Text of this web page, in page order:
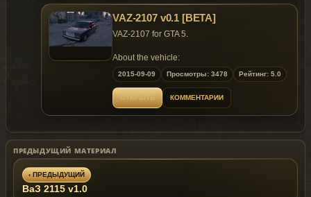
VAZ-2107 v0.1 [BETA]
VAZ-2107 for GTA 5.
About the vehicle:
The car was converted from a GTA: SA mod by
an unknown author and the model was edited
by me. The model has good damage,
breakable glass, and includes headlights.
Issues with the model: the speedometer
textures... If you find any other issues please
leave a comment.
2015-09-09 Просмотры: 3478 Рейтинг: 5.0
КОММЕНТАРИИ
ПРЕДЫДУЩИЙ МАТЕРИАЛ
‹ ПРЕДЫДУЩИЙ
ВаЗ 2115 v1.0